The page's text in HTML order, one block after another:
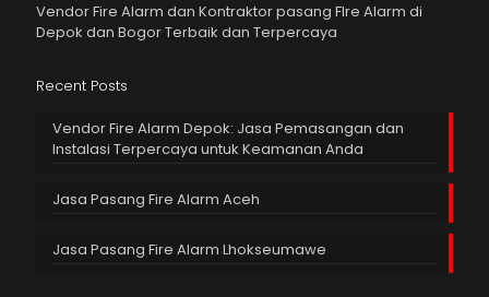
Vendor Fire Alarm dan Kontraktor pasang FIre Alarm di
Depok dan Bogor Terbaik dan Terpercaya
Recent Posts
Vendor Fire Alarm Depok: Jasa Pemasangan dan
Instalasi Terpercaya untuk Keamanan Anda
Jasa Pasang Fire Alarm Aceh
Jasa Pasang Fire Alarm Lhokseumawe